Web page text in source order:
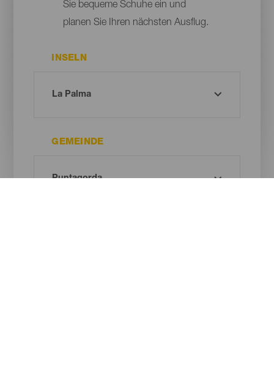
Sie bequeme Schuhe ein und
planen Sie Ihren nächsten Ausflug.
INSELN
GEMEINDE